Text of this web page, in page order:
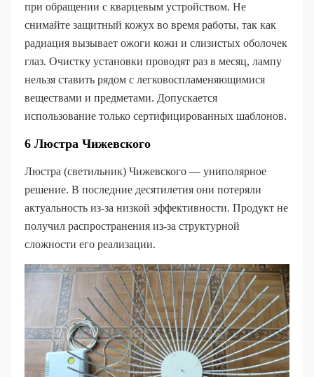
при обращении с кварцевым устройством. Не
снимайте защитный кожух во время работы, так как
радиация вызывает ожоги кожи и слизистых оболочек
глаз. Очистку установки проводят раз в месяц, лампу
нельзя ставить рядом с легковоспламеняющимися
веществами и предметами. Допускается
использование только сертифицированных шаблонов.
6 Люстра Чижевского
Люстра (светильник) Чижевского — униполярное
решение. В последние десятилетия они потеряли
актуальность из-за низкой эффективности. Продукт не
получил распространения из-за структурной
сложности его реализации.